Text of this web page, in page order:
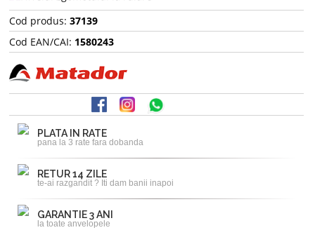
Cod produs: 37139
Cod EAN/CAI: 1580243
PLATA IN RATE
pana la 3 rate fara dobanda
RETUR 14 ZILE
te-ai razgandit ? Iti dam banii inapoi
GARANTIE 3 ANI
la toate anvelopele